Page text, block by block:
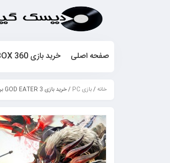
صفحه اصلی خرید بازی XBOX 360
خانه/بازی PC / خرید بازی GOD EATER 3 برای کامپیوتر